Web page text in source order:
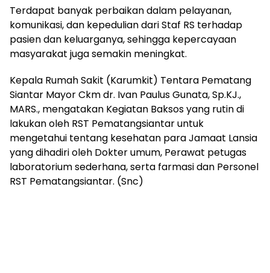
Terdapat banyak perbaikan dalam pelayanan,
komunikasi, dan kepedulian dari Staf RS terhadap
pasien dan keluarganya, sehingga kepercayaan
masyarakat juga semakin meningkat.
Kepala Rumah Sakit (Karumkit) Tentara Pematang
Siantar Mayor Ckm dr. Ivan Paulus Gunata, Sp.KJ.,
MARS., mengatakan Kegiatan Baksos yang rutin di
lakukan oleh RST Pematangsiantar untuk
mengetahui tentang kesehatan para Jamaat Lansia
yang dihadiri oleh Dokter umum, Perawat petugas
laboratorium sederhana, serta farmasi dan Personel
RST Pematangsiantar. (Snc)